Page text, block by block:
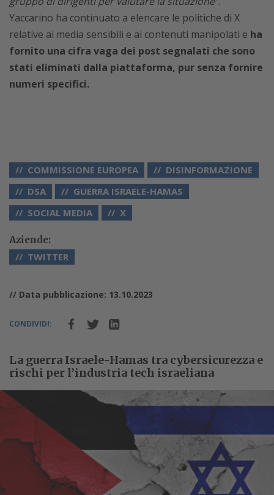
Yaccarino ha continuato a elencare le politiche di X
relative ai media sensibili e ai contenuti manipolati e ha
fornito una cifra vaga dei post segnalati che sono
stati eliminati dalla piattaforma, pur senza fornire
numeri specifici.
COMMISSIONE EUROPEA
DISINFORMAZIONE
DSA
GUERRA ISRAELE-HAMAS
SOCIAL MEDIA
X
Aziende:
TWITTER
// Data pubblicazione: 13.10.2023
CONDIVIDI:
La guerra Israele-Hamas tra cybersicurezza e
rischi per l’industria tech israeliana